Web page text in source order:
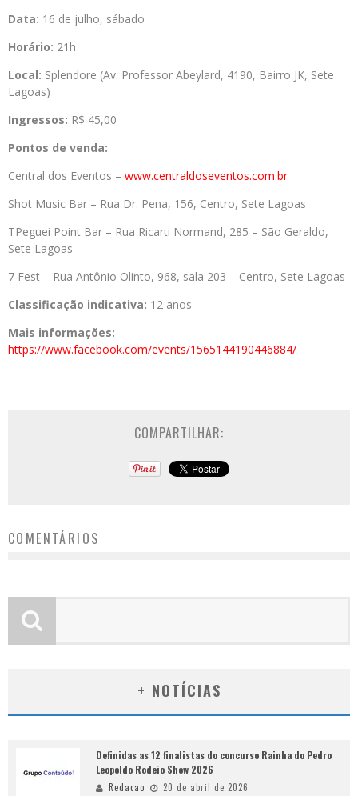
Data: 16 de julho, sábado
Horário: 21h
Local: Splendore (Av. Professor Abeylard, 4190, Bairro JK, Sete
Lagoas)
Ingressos: R$ 45,00
Pontos de venda:
Central dos Eventos – www.centraldoseventos.com.br
Shot Music Bar – Rua Dr. Pena, 156, Centro, Sete Lagoas
TPeguei Point Bar – Rua Ricarti Normand, 285 – São Geraldo,
Sete Lagoas
7 Fest – Rua Antônio Olinto, 968, sala 203 – Centro, Sete Lagoas
Classificação indicativa: 12 anos
Mais informações:
https://www.facebook.com/events/1565144190446884/
COMPARTILHAR:
COMENTÁRIOS
+ NOTÍCIAS
Definidas as 12 finalistas do concurso Rainha do Pedro
Leopoldo Rodeio Show 2026
Redacao 20 de abril de 2026